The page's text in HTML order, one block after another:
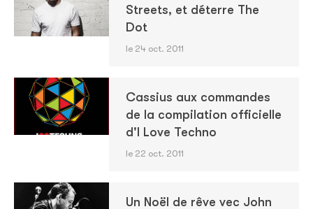
Streets, et déterre The
Dot
le 24 oct. 2011
Cassius aux commandes
de la compilation officielle
d'I Love Techno
le 22 oct. 2011
Un Noël de rêve vec John